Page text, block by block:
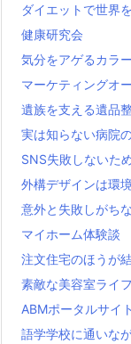
ダイエットで世界
健康研究会
気分をアゲるカラ
マーケティングオ
遺族を支える遺品
実は知らない病院
SNS失敗しないた
外構デザインは環
意外と失敗しがち
マイホーム体験談
注文住宅のほうが
素敵な美容室ライフ
ABMポータルサイト
語学学校に通いな